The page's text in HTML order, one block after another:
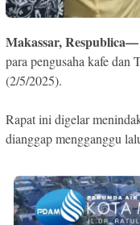
Makassar, Respublica—
para pengusaha kafe
(2/5/2025).
Rapat ini digelar
dianggap mengganggu